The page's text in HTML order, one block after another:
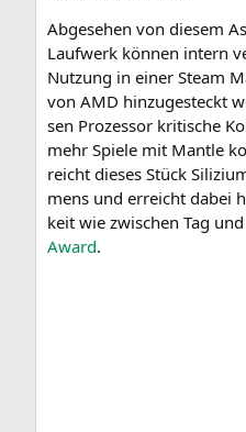
Abge­se­hen von die­sem
Lauf­werk kön­nen intern
Nut­zung in einer Steam
von AMD hin­zu­ge­steckt
sen Pro­zes­sor kri­ti­sche
mehr Spie­le mit Man­t­le
reicht die­ses Stück
mens und erreicht dabei
keit wie zwi­schen Tag
Award.